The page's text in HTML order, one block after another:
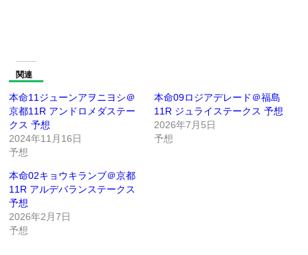
関連
本命11ジューンアヲニヨシ＠
京都11R アンドロメダステー
クス 予想
2024年11月16日
予想
本命09ロジアデレード＠福島
11R ジュライステークス 予想
2026年7月5日
予想
本命02キョウキランブ＠京都
11R アルデバランステークス
予想
2026年2月7日
予想